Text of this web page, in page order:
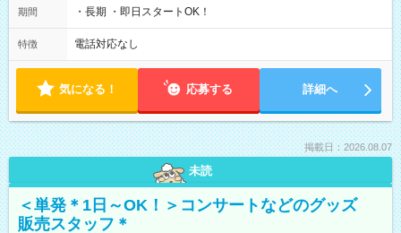
期間 ・長期 ・即日スタートOK！
特徴 電話対応なし
気になる！ 応募する 詳細へ
掲載日：2026.08.07
未読
＜単発＊1日～OK！＞コンサートなどのグッズ
販売スタッフ＊